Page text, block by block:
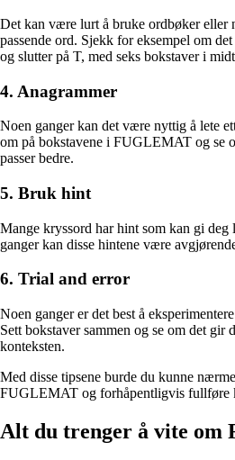
Det kan være lurt å bruke ordbøker eller
passende ord. Sjekk for eksempel om
og slutter på T, med seks bokstaver i
4. Anagrammer
Noen ganger kan det være nyttig å lete
om på bokstavene i FUGLEMAT og se
passer bedre.
5. Bruk hint
Mange kryssord har hint som kan gi
ganger kan disse hintene være
6. Trial and error
Noen ganger er det best å
Sett bokstaver sammen og se om det gir
konteksten.
Med disse tipsene burde du kunne
FUGLEMAT og forhåpentligvis fullføre
Alt du trenger å vite om